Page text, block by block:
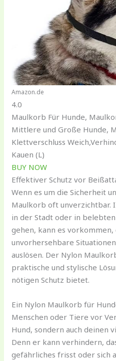
Amazon.de
4.0
Maulkorb Für Hunde,
Mittlere und Große Hunde,
Klettverschluss
Kauen (L)
BUY NOW
Effektiver Schutz vor
Wenn es um die Sicherheit
Maulkorb oft unverzichtbar.
in der Stadt oder in
gehen, kann es vorkommen,
unvorhersehbare
auslösen. Der Nylon
praktische und stylische
nötigen Schutz bietet.
Ein Nylon Maulkorb für
Menschen oder Tiere vor
Hund, sondern auch deinen
Denn er kann verhindern,
gefährliches frisst oder sich